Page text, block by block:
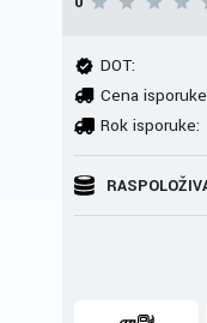
DOT:
Cena
Rok isporuke: